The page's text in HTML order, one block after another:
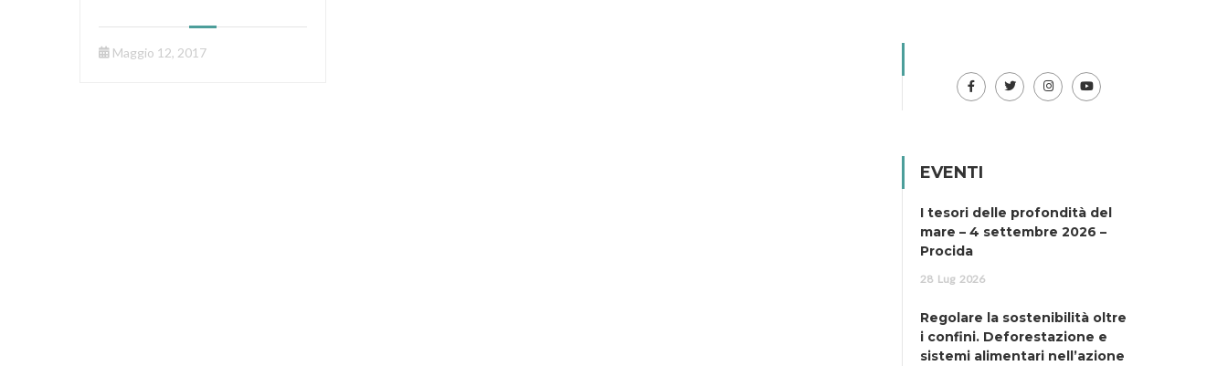
19 maggio 2017, Taranto
Maggio 12, 2017
EVENTI
I tesori delle profondità del
mare – 4 settembre 2026 –
Procida
28 Lug 2026
Regolare la sostenibilità oltre
i confini. Deforestazione e
sistemi alimentari nell’azione